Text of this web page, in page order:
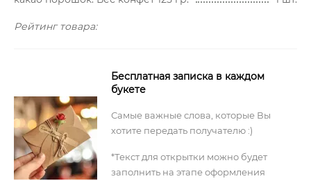
Рейтинг товара:
Бесплатная записка в каждом
букете
Самые важные слова, которые Вы
хотите передать получателю :)
*Текст для открытки можно будет
заполнить на этапе оформления